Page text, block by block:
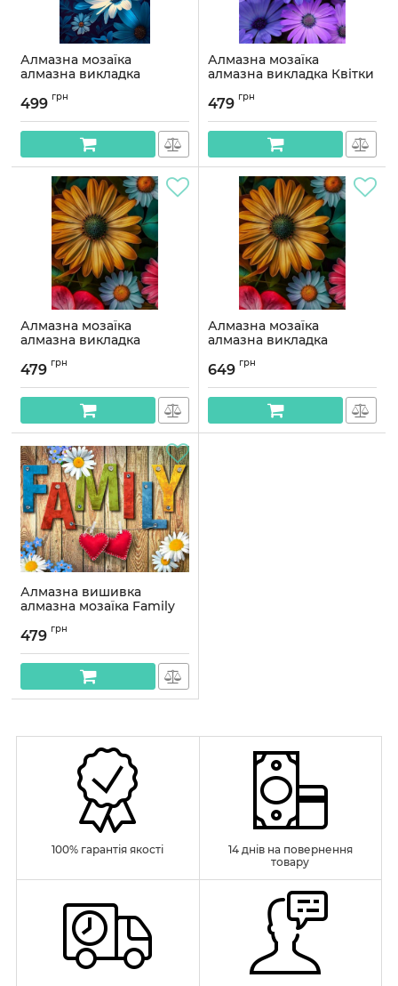
Алмазна мозаїка
алмазна викладка
OG00623SS
Артикул:OG00623SS
499 грн
Алмазна мозаїка
алмазна викладка Квітки
OG00527SS
Артикул:OG00527SS
479 грн
Алмазна мозаїка
алмазна викладка
OG00512SS
Артикул:OG00512SS
479 грн
Алмазна мозаїка
алмазна викладка
OG00512SB
Артикул:OG00512SB
649 грн
Алмазна вишивка
алмазна мозаїка Family
Артикул:
479 грн
100% гарантія якості
14 днів на повернення
товару